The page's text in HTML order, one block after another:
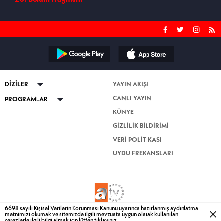
DİZİLER
ABİ
PROGRAMLAR
Mutfak Bahane
Dizi TV
YAYIN AKIŞI
CANLI YAYIN
KÜNYE
GİZLİLİK BİLDİRİMİ
VERİ POLİTİKASI
UYDU FREKANSLARI
6698 sayılı Kişisel Verilerin Korunması Kanunu uyarınca hazırlanmış aydınlatma
metnimizi okumak ve sitemizde ilgili mevzuata uygun olarak kullanılan
BİZE ULAŞIN